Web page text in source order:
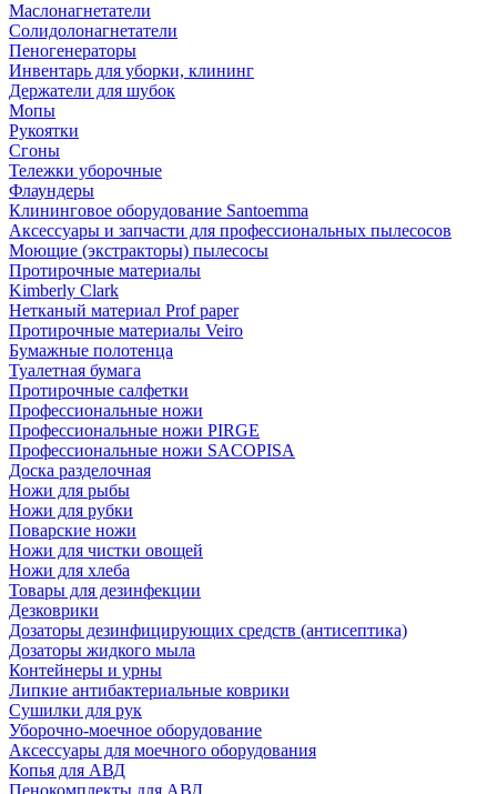
Маслонагнетатели
Солидолонагнетатели
Пеногенераторы
Инвентарь для уборки, клининг
Держатели для шубок
Мопы
Рукоятки
Сгоны
Тележки уборочные
Флаундеры
Клининговое оборудование Santoemma
Аксессуары и запчасти для профессиональных пылесосов
Моющие (экстракторы) пылесосы
Протирочные материалы
Kimberly Clark
Нетканый материал Prof paper
Протирочные материалы Veiro
Бумажные полотенца
Туалетная бумага
Протирочные салфетки
Профессиональные ножи
Профессиональные ножи PIRGE
Профессиональные ножи SACOPISA
Доска разделочная
Ножи для рыбы
Ножи для рубки
Поварские ножи
Ножи для чистки овощей
Ножи для хлеба
Товары для дезинфекции
Дезковрики
Дозаторы дезинфицирующих средств (антисептика)
Дозаторы жидкого мыла
Контейнеры и урны
Липкие антибактериальные коврики
Сушилки для рук
Уборочно-моечное оборудование
Аксессуары для моечного оборудования
Копья для АВД
Пенокомплекты для АВД